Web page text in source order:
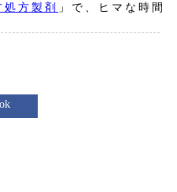
方製剤
」で、ヒマな時間